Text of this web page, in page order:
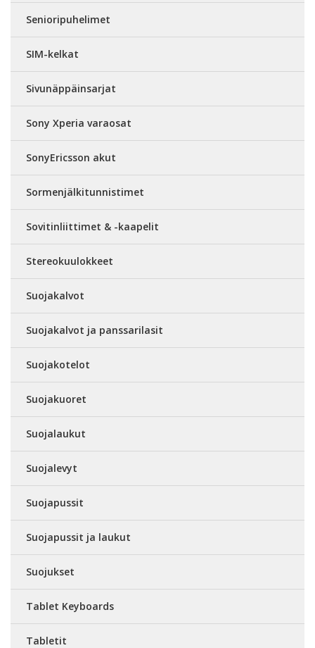
Senioripuhelimet
SIM-kelkat
Sivunäppäinsarjat
Sony Xperia varaosat
SonyEricsson akut
Sormenjälkitunnistimet
Sovitinliittimet & -kaapelit
Stereokuulokkeet
Suojakalvot
Suojakalvot ja panssarilasit
Suojakotelot
Suojakuoret
Suojalaukut
Suojalevyt
Suojapussit
Suojapussit ja laukut
Suojukset
Tablet Keyboards
Tabletit